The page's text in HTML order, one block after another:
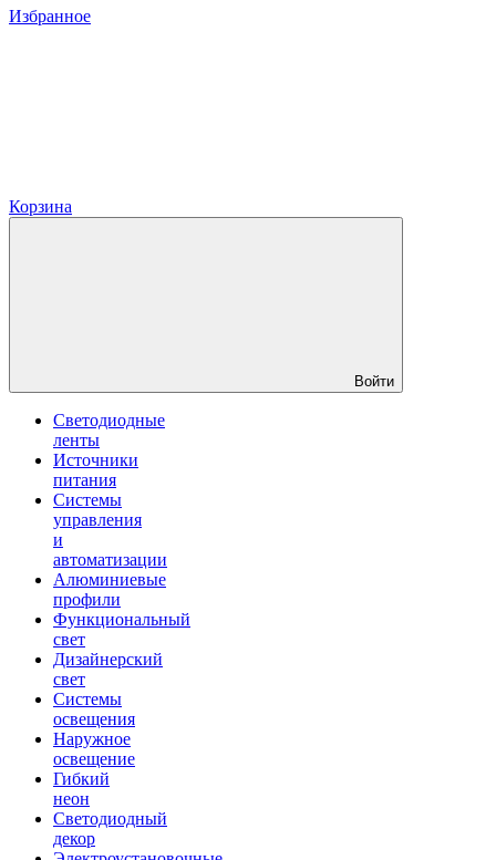
Избранное
Корзина
Войти
Светодиодные
ленты
Источники
питания
Системы
управления
и
автоматизации
Алюминиевые
профили
Функциональный
свет
Дизайнерский
свет
Системы
освещения
Наружное
освещение
Гибкий
неон
Светодиодный
декор